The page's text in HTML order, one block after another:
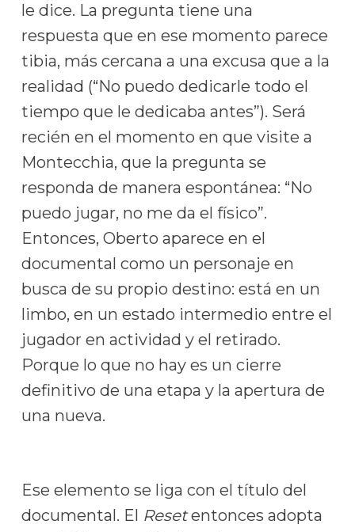
le dice. La pregunta tiene una
respuesta que en ese momento parece
tibia, más cercana a una excusa que a la
realidad (“No puedo dedicarle todo el
tiempo que le dedicaba antes”). Será
recién en el momento en que visite a
Montecchia, que la pregunta se
responda de manera espontánea: “No
puedo jugar, no me da el físico”.
Entonces, Oberto aparece en el
documental como un personaje en
busca de su propio destino: está en un
limbo, en un estado intermedio entre el
jugador en actividad y el retirado.
Porque lo que no hay es un cierre
definitivo de una etapa y la apertura de
una nueva.
Ese elemento se liga con el título del
documental. El Resetentonces adopta